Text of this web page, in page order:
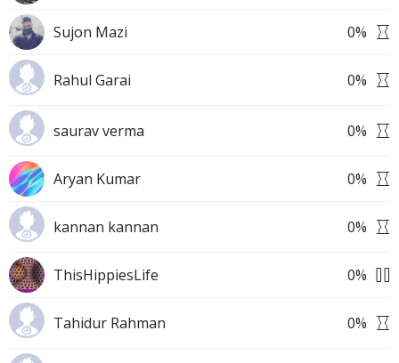
Sujon Mazi 0%
Rahul Garai 0%
saurav verma 0%
Aryan Kumar 0%
kannan kannan 0%
ThisHippiesLife 0%
Tahidur Rahman 0%